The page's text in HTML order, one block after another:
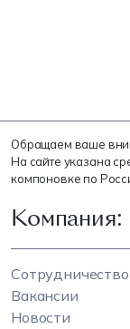
Обращаем ваше
На сайте указана
компоновке по
Компания:
Сотрудничество
Вакансии
Новости